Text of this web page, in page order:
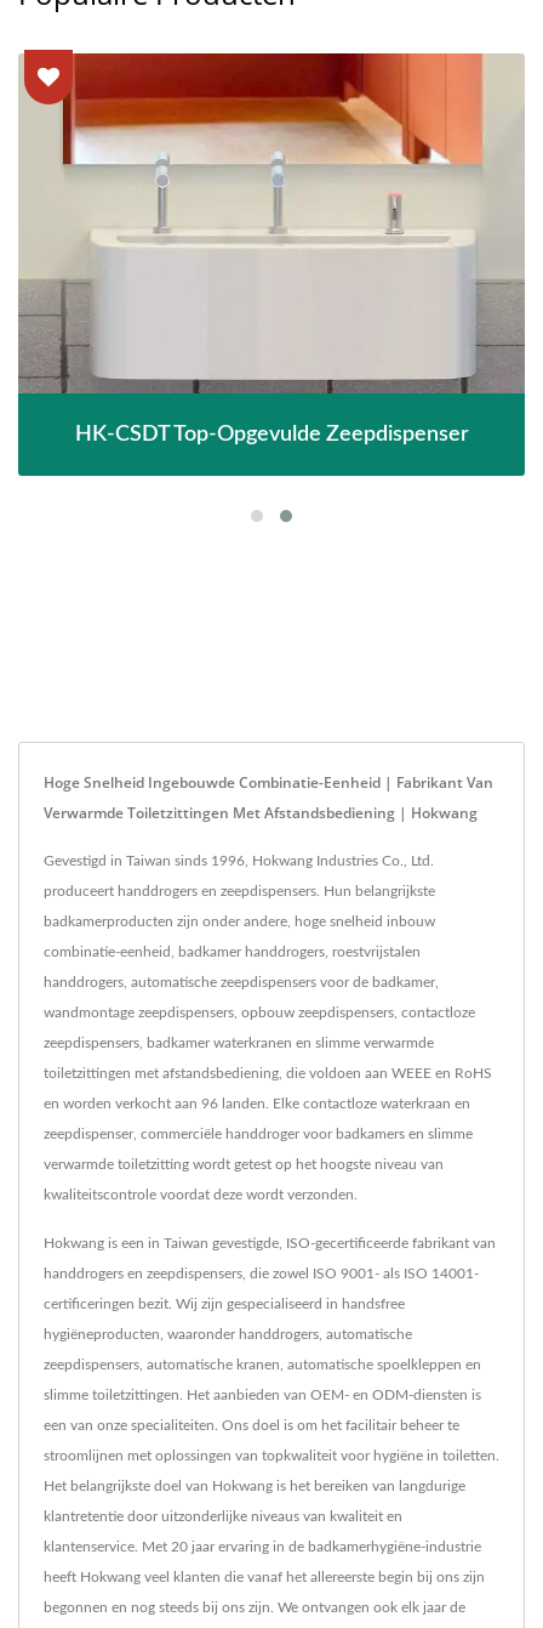
HK-CSDT Top-Opgevulde Zeepdispenser
Hoge Snelheid Ingebouwde Combinatie-Eenheid | Fabrikant Van
Verwarmde Toiletzittingen Met Afstandsbediening | Hokwang
Gevestigd in Taiwan sinds 1996, Hokwang Industries Co., Ltd.
produceert handdrogers en zeepdispensers. Hun belangrijkste
badkamerproducten zijn onder andere, hoge snelheid inbouw
combinatie-eenheid, badkamer handdrogers, roestvrijstalen
handdrogers, automatische zeepdispensers voor de badkamer,
wandmontage zeepdispensers, opbouw zeepdispensers, contactloze
zeepdispensers, badkamer waterkranen en slimme verwarmde
toiletzittingen met afstandsbediening, die voldoen aan WEEE en RoHS
en worden verkocht aan 96 landen. Elke contactloze waterkraan en
zeepdispenser, commerciële handdroger voor badkamers en slimme
verwarmde toiletzitting wordt getest op het hoogste niveau van
kwaliteitscontrole voordat deze wordt verzonden.
Hokwang is een in Taiwan gevestigde, ISO-gecertificeerde fabrikant van
handdrogers en zeepdispensers, die zowel ISO 9001- als ISO 14001-
certificeringen bezit. Wij zijn gespecialiseerd in handsfree
hygiëneproducten, waaronder handdrogers, automatische
zeepdispensers, automatische kranen, automatische spoelkleppen en
slimme toiletzittingen. Het aanbieden van OEM- en ODM-diensten is
een van onze specialiteiten. Ons doel is om het facilitair beheer te
stroomlijnen met oplossingen van topkwaliteit voor hygiëne in toiletten.
Het belangrijkste doel van Hokwang is het bereiken van langdurige
klantretentie door uitzonderlijke niveaus van kwaliteit en
klantenservice. Met 20 jaar ervaring in de badkamerhygiëne-industrie
heeft Hokwang veel klanten die vanaf het allereerste begin bij ons zijn
begonnen en nog steeds bij ons zijn. We ontvangen ook elk jaar de